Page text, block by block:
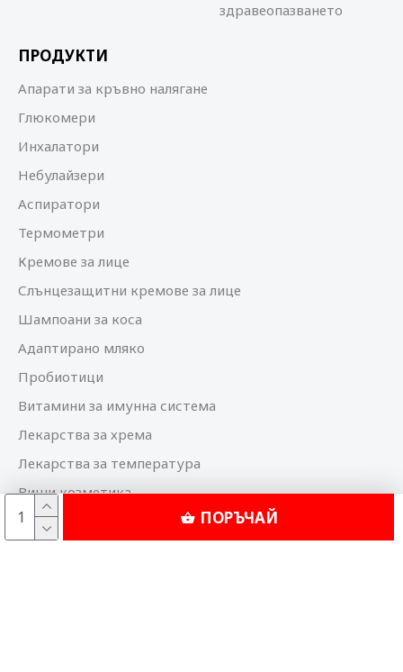
ПОРЪЧАЙ
здравеопазването
ПРОДУКТИ
Апарати за кръвно налягане
Глюкомери
Инхалатори
Небулайзери
Аспиратори
Термометри
Кремове за лице
Слънцезащитни кремове за лице
Шампоани за коса
Адаптирано мляко
Пробиотици
Витамини за имунна система
Лекарства за хрема
Лекарства за температура
Виши козметика
Bioderma козметика